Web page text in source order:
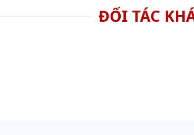
ĐỐI TÁC